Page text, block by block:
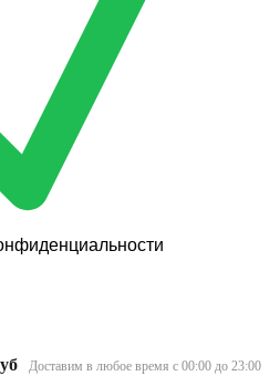
Доставим в любое время с 00:00 до 23:00